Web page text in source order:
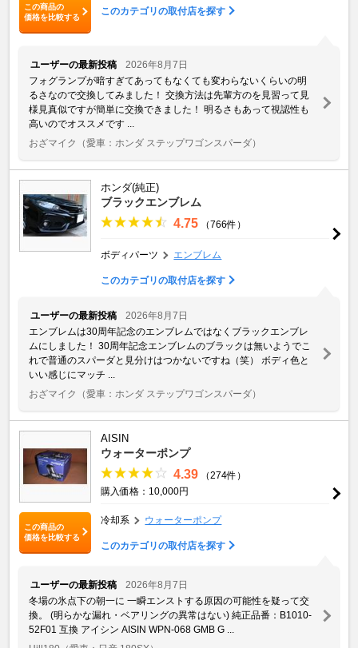
この商品の
価格を比較する
このカテゴリの取付店を探す
ユーザーの最新投稿
2026年8月7日
フォグランプが暗すぎてあってもなくても変わらないくらいの明
るさなので交換してみました！ 交換方法は先輩方のを見習って見
様見真似ですが簡単に交換できました！ 明るさもあって視認性も
高いのでオススメです ...
おざマイク
（愛車：ホンダ ステップワゴンスパーダ）
ホンダ(純正)
ブラックエンブレム
4.75 （766件）
ボディパーツ エンブレム
このカテゴリの取付店を探す
ユーザーの最新投稿
2026年8月7日
エンブレムは30周年記念のエンブレムではなくブラックエンブレ
ムにしました！ 30周年記念エンブレムのブラックは無いようでこ
れで普通のスパーダと見分けはつかないですね（笑） ボディ色と
いい感じにマッチ ...
おざマイク
（愛車：ホンダ ステップワゴンスパーダ）
この商品の
価格を比較する
AISIN
ウォーターポンプ
4.39
（274件）
購入価格：10,000円
冷却系 ウォーターポンプ
このカテゴリの取付店を探す
ユーザーの最新投稿
2026年8月7日
冬場の氷点下の朝一に 一瞬エンストする原因の可能性を疑って交
換。 (明らかな漏れ・ベアリングの異常はない) 純正品番：B1010-
52F01 互換 アイシン AISIN WPN-068 GMB G ...